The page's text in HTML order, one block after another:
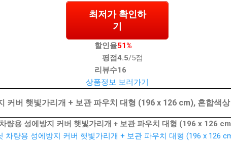
최저가 확인하
기
할인율51%
평점4.5/5점
리뷰수16
상품정보 보러가기
커버 햇빛가리개 + 보관 파우치 대형 (196 x 126 cm), 혼합색상
량용 성에방지 커버 햇빛가리개 + 보관 파우치 대형 (196 x 126